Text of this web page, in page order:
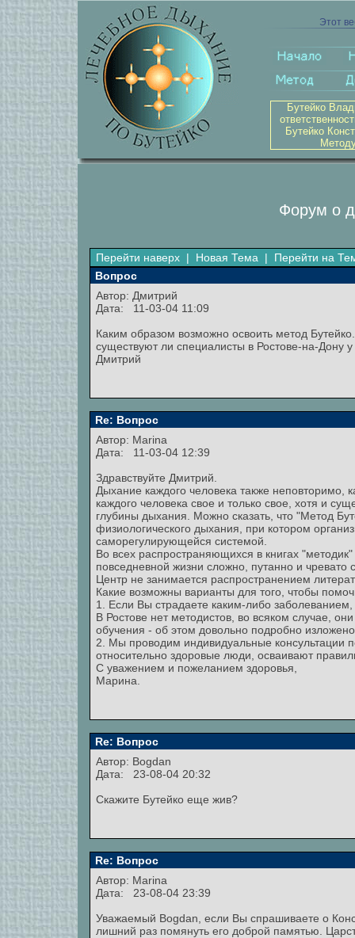
Этот
Бутейко
Бутейко
Форум о
Перейти наверх | Новая Тема | Перейти на
Вопрос
Автор: Дмитрий
Дата: 11-03-04 11:09
Каким образом возможно освоить метод
существуют ли специалисты в Ростове-на-Дону
Дмитрий
Re: Вопрос
Автор: Marina
Дата: 11-03-04 12:39
Здравствуйте Дмитрий.
Дыхание каждого человека также неповторимо,
каждого человека свое и только свое, хотя и
глубины дыхания. Можно сказать, что "Метод
физиологического дыхания, при котором
саморегулирующейся системой.
Во всех распространяющихся в книгах
повседневной жизни сложно, путанно и
Центр не занимается распространением
Какие возможны варианты для того, чтобы
1. Если Вы страдаете каким-либо
В Ростове нет методистов, во всяком случае,
обучения - об этом довольно подробно
2. Мы проводим индивидуальные консультации
относительно здоровые люди, осваивают
С уважением и пожеланием здоровья,
Марина.
Re: Вопрос
Автор: Bogdan
Дата: 23-08-04 20:32
Скажите Бутейко еще жив?
Re: Вопрос
Автор: Marina
Дата: 23-08-04 23:39
Уважаемый Bogdan, если Вы спрашиваете о
лишний раз помянуть его доброй памятью.